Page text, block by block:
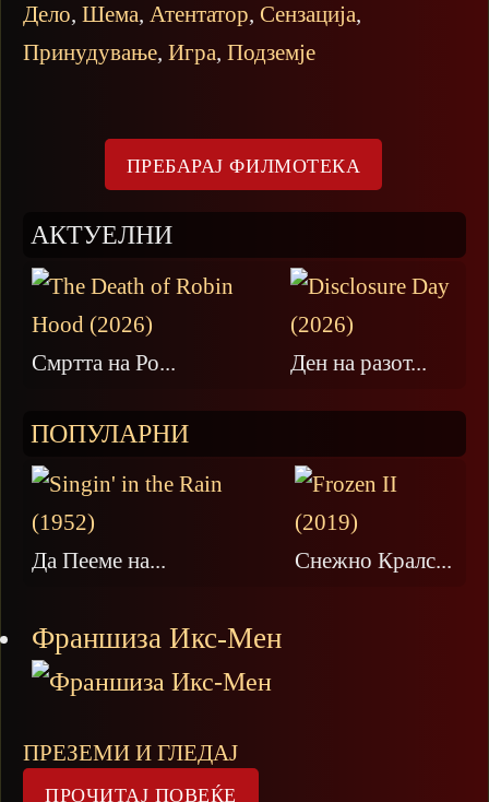
Дело, Шема, Атентатор, Сензација,
Принудување, Игра, Подземје
АКТУЕЛНИ
Смртта на Ро... Ден на разот...
ПОПУЛАРНИ
Да Пееме на... Снежно Кралс...
Франшиза Икс-Мен
ПРЕЗЕМИ И ГЛЕДАЈ